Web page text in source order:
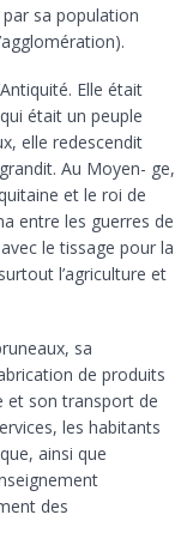
sa population
Elle était
était un peuple
elle redescendit
Au Moyen- ge,
et le roi de
entre les guerres de
le tissage pour la
l’agriculture et
sa
de produits
et son transport de
les habitants
ainsi que
des